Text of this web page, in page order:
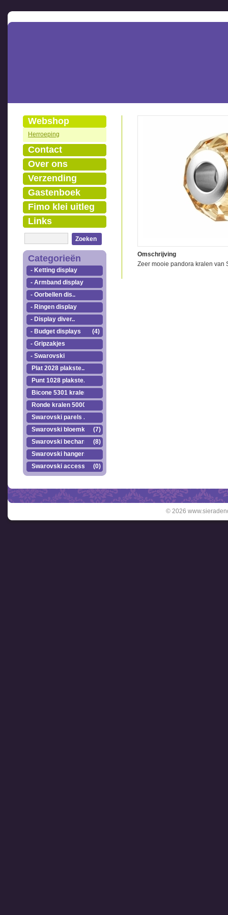
Webshop
Herroeping
Contact
Over ons
Verzending
Gastenboek
Fimo klei uitleg
Links
Zoeken
Categorieën
- Ketting display
- Armband display
- Oorbellen dis..
- Ringen display
- Display diver..
- Budget displays
(4)
- Gripzakjes
- Swarovski
Plat 2028 plakste..
Punt 1028 plakste..
Bicone 5301 kralen.
Ronde kralen 5000
Swarovski parels ..
Swarovski bloemkr..
(7)
Swarovski becharmed(8)
Swarovski hangers
Swarovski accesso..
(0)
Omschrijving
Zeer mooie pandora kralen van
© 2026